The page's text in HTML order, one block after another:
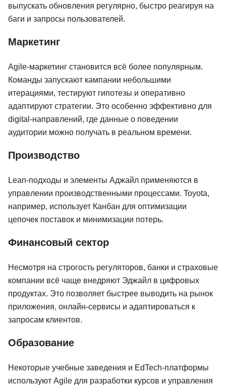
выпускать обновления регулярно, быстро реагируя на
баги и запросы пользователей.
Маркетинг
Agile-маркетинг становится всё более популярным.
Команды запускают кампании небольшими
итерациями, тестируют гипотезы и оперативно
адаптируют стратегии. Это особенно эффективно для
digital-направлений, где данные о поведении
аудитории можно получать в реальном времени.
Производство
Lean-подходы и элементы Аджайл применяются в
управлении производственными процессами. Toyota,
например, использует Канбан для оптимизации
цепочек поставок и минимизации потерь.
Финансовый сектор
Несмотря на строгость регуляторов, банки и страховые
компании всё чаще внедряют Эджайл в цифровых
продуктах. Это позволяет быстрее выводить на рынок
приложения, онлайн-сервисы и адаптироваться к
запросам клиентов.
Образование
Некоторые учебные заведения и EdTech-платформы
используют Agile для разработки курсов и управления